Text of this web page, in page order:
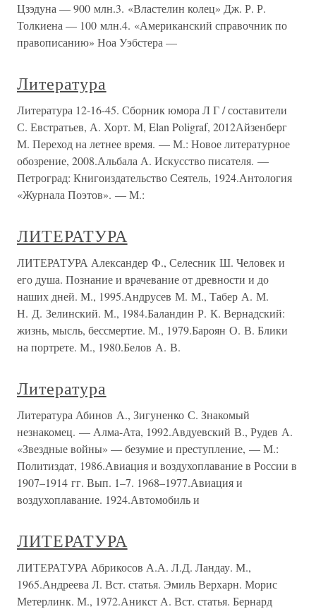
Цзэдуна — 900 млн.3. «Властелин колец» Дж. Р. Р.
Толкиена — 100 млн.4. «Американский справочник по
правописанию» Ноа Уэбстера —
Литература
Литература 12-16-45. Сборник юмора Л Г / составители
С. Евстратьев, А. Хорт. М, Elan Poligraf, 2012Айзенберг
М. Переход на летнее время. — М.: Новое литературное
обозрение, 2008.Альбала А. Искусство писателя. —
Петроград: Книгоиздательство Сеятель, 1924.Антология
«Журнала Поэтов». — М.:
ЛИТЕРАТУРА
ЛИТЕРАТУРА Александер Ф., Селесник Ш. Человек и
его душа. Познание и врачевание от древности и до
наших дней. М., 1995.Андрусев М. М., Табер А. М.
Н. Д. Зелинский. М., 1984.Баландин Р. К. Вернадский:
жизнь, мысль, бессмертие. М., 1979.Бароян О. В. Блики
на портрете. М., 1980.Белов А. В.
Литература
Литература Абинов А., Зигуненко С. Знакомый
незнакомец. — Алма-Ата, 1992.Авдуевский В., Рудев А.
«Звездные войны» — безумие и преступление, — М.:
Политиздат, 1986.Авиация и воздухоплавание в России в
1907–1914 гг. Вып. 1–7. 1968–1977.Авиация и
воздухоплавание. 1924.Автомобиль и
ЛИТЕРАТУРА
ЛИТЕРАТУРА Абрикосов А.А. Л.Д. Ландау. М.,
1965.Андреева Л. Вст. статья. Эмиль Верхарн. Морис
Метерлинк. М., 1972.Аникст А. Вст. статья. Бернард